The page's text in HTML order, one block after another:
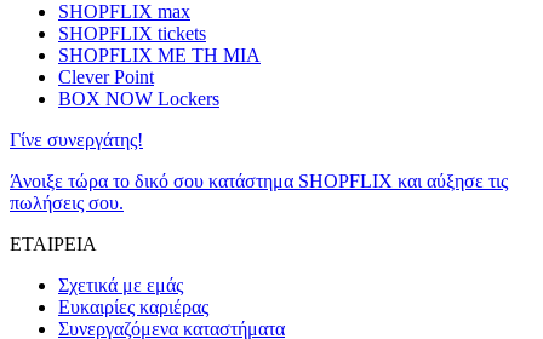
SHOPFLIX max
SHOPFLIX tickets
SHOPFLIX ΜΕ ΤΗ ΜΙΑ
Clever Point
BOX NOW Lockers
Γίνε συνεργάτης!
Άνοιξε τώρα το δικό σου κατάστημα SHOPFLIX και αύξησε τις
πωλήσεις σου.
ΕΤΑΙΡΕΙΑ
Σχετικά με εμάς
Ευκαιρίες καριέρας
Συνεργαζόμενα καταστήματα